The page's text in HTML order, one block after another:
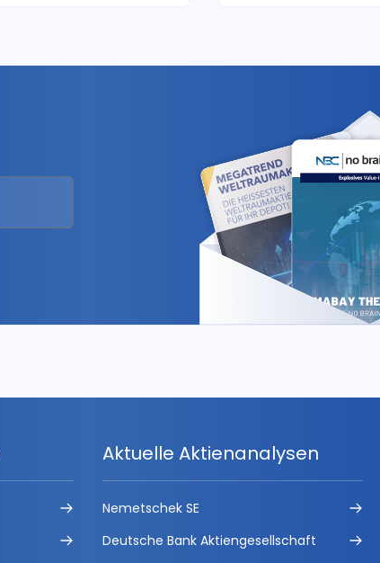
Aktuelle Aktienanalysen
Nemetschek SE
Deutsche Bank Aktiengesellschaft